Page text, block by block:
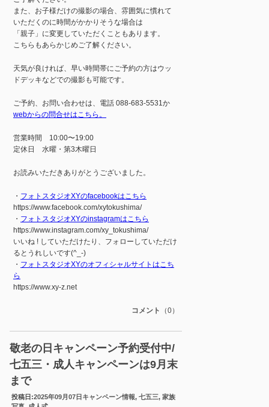
また、お子様だけの撮影の場合、雰囲気に慣れて
いただくのに時間がかかりそうな場合は
「親子」に変更していただくこともあります。
こちらもあらかじめご了解ください。
天気が良ければ、早い時間帯にご予約の方はウッ
ドデッキなどでの撮影も可能です。
ご予約、お問い合わせは、電話 088-683-5531か
webからの問合せはこちら。
営業時間 10:00〜19:00
定休日 水曜・第3木曜日
お読みいただきありがとうございました。
・ フォトスタジオXYのfacebookはこちら
https://www.facebook.com/xytokushima/
・ フォトスタジオXYのinstagramはこちら
https://www.instagram.com/xy_tokushima/
いいね ! していただけたり、フォローしていただけ
るとうれしいです(^_-)
・ フォトスタジオXYのオフィシャルサイトはこち
ら
https://www.xy-z.net
コメント （0）
敬老の日キャンペーン予約受付中/
七五三・成人キャンペーンは9月末
まで
投稿日:2025年09月07日 キャンペーン情報,七五三,家族